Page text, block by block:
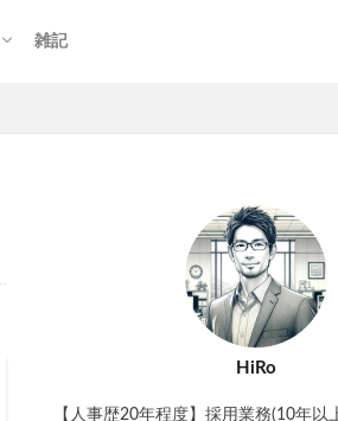
雑記
HiRo
【人事歴20年程度】採用業務(10年以